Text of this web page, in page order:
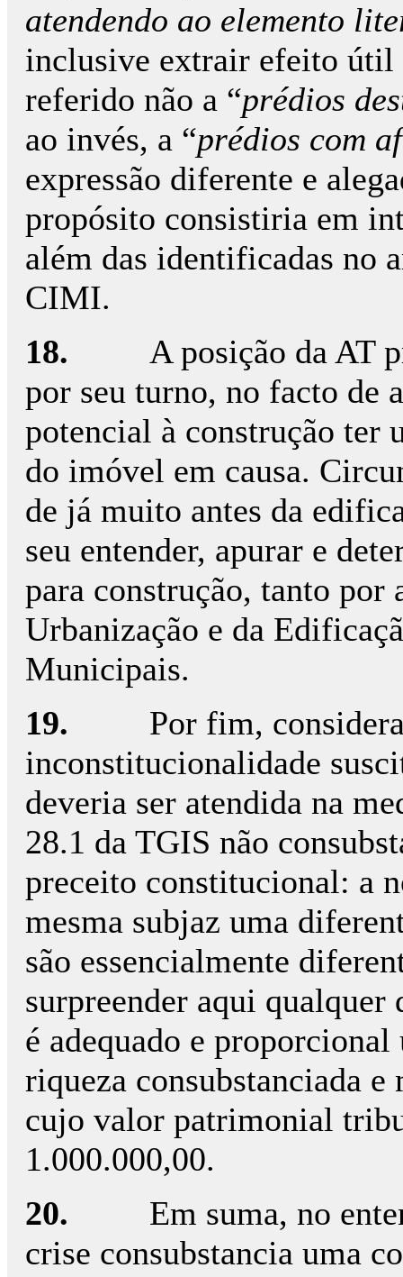
atendendo ao elemento
inclusive extrair efeito útil
referido não a “prédios
ao invés, a “prédios com
expressão diferente e
propósito consistiria em
além das identificadas no
CIMI.
18. A posição da AT
por seu turno, no facto de
potencial à construção ter
do imóvel em causa.
de já muito antes da
seu entender, apurar e
para construção, tanto por
Urbanização e da
Municipais.
19. Por fim,
inconstitucionalidade
deveria ser atendida na
28.1 da TGIS não
preceito constitucional: a
mesma subjaz uma
são essencialmente
surpreender aqui
é adequado e
riqueza consubstanciada
cujo valor patrimonial
1.000.000,00.
20. Em suma, no
crise consubstancia uma